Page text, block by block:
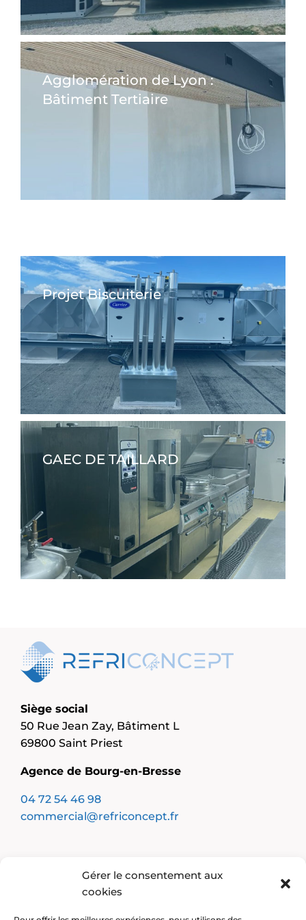
Gérer le consentement aux
cookies
Agglomération de Lyon :
Bâtiment Tertiaire
Projet Biscuiterie
GAEC DE TAILLARD
Siège social
50 Rue Jean Zay, Bâtiment L
69800 Saint Priest
Agence de Bourg-en-Bresse
04 72 54 46 98
commercial@refriconcept.fr
Froid industriel
Climatisation
Cuisine professionnelle